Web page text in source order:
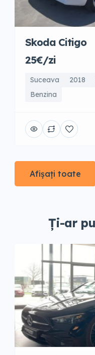
Skoda Citigo
25€/zi
Suceava 2018
Benzina
Afișați toate
Ți-ar